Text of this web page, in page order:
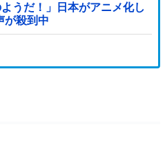
うだ！」日本がアニメ化し
が殺到中